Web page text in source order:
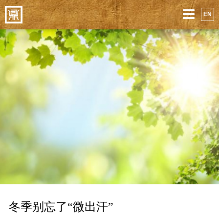
EN
冬季别忘了“微出汗”